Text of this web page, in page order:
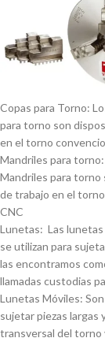
Copas para Torno:
para torno son
en el torno
Mandriles para
Mandriles para torno
de trabajo en el
CNC
Lunetas: Las
se utilizan para
las encontramos
llamadas custodias
Lunetas Móviles:
sujetar piezas largas
transversal del torno